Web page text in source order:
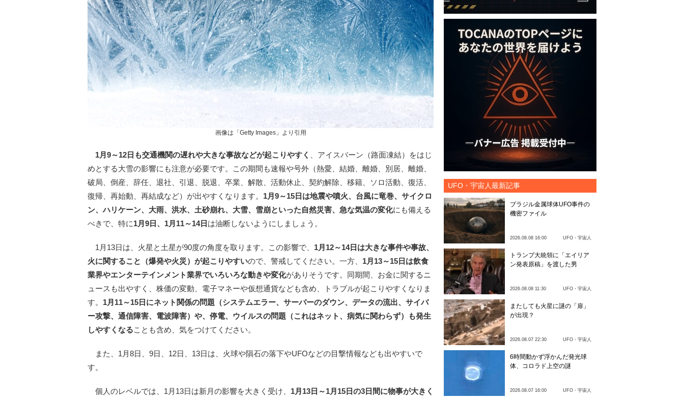
画像は「Getty Images」より引用
1月9～12日も交通機関の遅れや大きな事故などが起こりやすく
、アイスバーン（路面凍結）をはじ
めとする大雪の影響にも注意が必要です。この期間も速報や号外（熱愛、結婚、離婚、別居、離婚、
破局、倒産、辞任、退社、引退、脱退、卒業、解散、活動休止、契約解除、移籍、ソロ活動、復活、
復帰、再始動、再結成など）が出やすくなります。 1月9～15日は地震や噴火、台風に竜巻、サイクロ
ン、ハリケーン、大雨、洪水、土砂崩れ、大雪、雪崩といった自然災害、急な気温の変化にも備える
べきで、特に1月9日、1月11～14日 は油断しないようにしましょう。
1月13日は、火星と土星が90度の角度を取ります。この影響で、 1月12～14日は大きな事件や事故、
火に関すること（爆発や火災）が起こりやすいので、警戒してください。一方、 1月13～15日は飲食
業界やエンターテインメント業界でいろいろな動きや変化がありそうです。同期間、お金に関するニ
ュースも出やすく、株価の変動、電子マネーや仮想通貨なども含め、トラブルが起こりやすくなりま
す。 1月11～15日にネット関係の問題（システムエラー、サーバーのダウン、データの流出、サイバ
ー攻撃、通信障害、電波障害）や、停電、ウイルスの問題（これはネット、病気に関わらず）も発生
しやすくなることも含め、気をつけてください。
また、1月8日、9日、12日、13日は、火球や隕石の落下やUFOなどの目撃情報なども出やすいで
す。
個人のレベルでは、1月13日は新月の影響を大きく受け、 1月13日～1月15日の3日間に物事が大きく
UFO・宇宙人最新記事
ブラジル金属球体UFO事件の
機密ファイル
2026.08.08 16:00 UFO・宇宙人
トランプ大統領に「エイリア
ン発表原稿」を渡した男
2026.08.08 11:30 UFO・宇宙人
またしても火星に謎の「扉」
が出現？
2026.08.07 22:30 UFO・宇宙人
6時間動かず浮かんだ発光球
体、コロラド上空の謎
2026.08.07 16:00 UFO・宇宙人